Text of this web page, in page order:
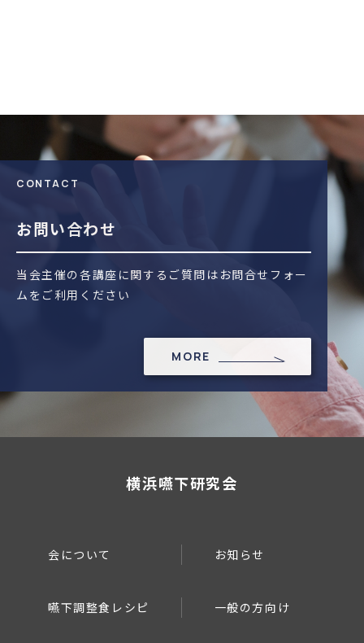
CONTACT
お問い合わせ
当会主催の各講座に関するご質問はお問合せフォー
ムをご利用ください
MORE
横浜嚥下研究会
会について お知らせ
嚥下調整食レシピ 一般の方向け